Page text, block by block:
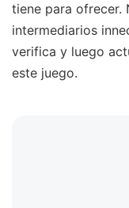
tiene para ofrecer.
intermediarios
verifica y luego
este juego.